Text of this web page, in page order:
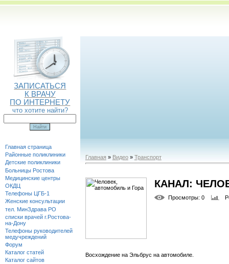
ЗАПИСАТЬСЯ
К ВРАЧУ
ПО ИНТЕРНЕТУ
что хотите найти?
Главная страница
Районные поликлиники
Детские поликлиники
Больницы Ростова
Медицинские центры
ОКДЦ
Телефоны ЦГБ-1
Женские консультации
тел. МинЗдрава РО
списки врачей г.Ростова-
на-Дону
Телефоны руководителей
медучреждений
Форум
Каталог статей
Каталог сайтов
Главная » Видео» Транспорт
КАНАЛ:
Просмотры: 0
Восхождение на Эльбрус на автомобиле.